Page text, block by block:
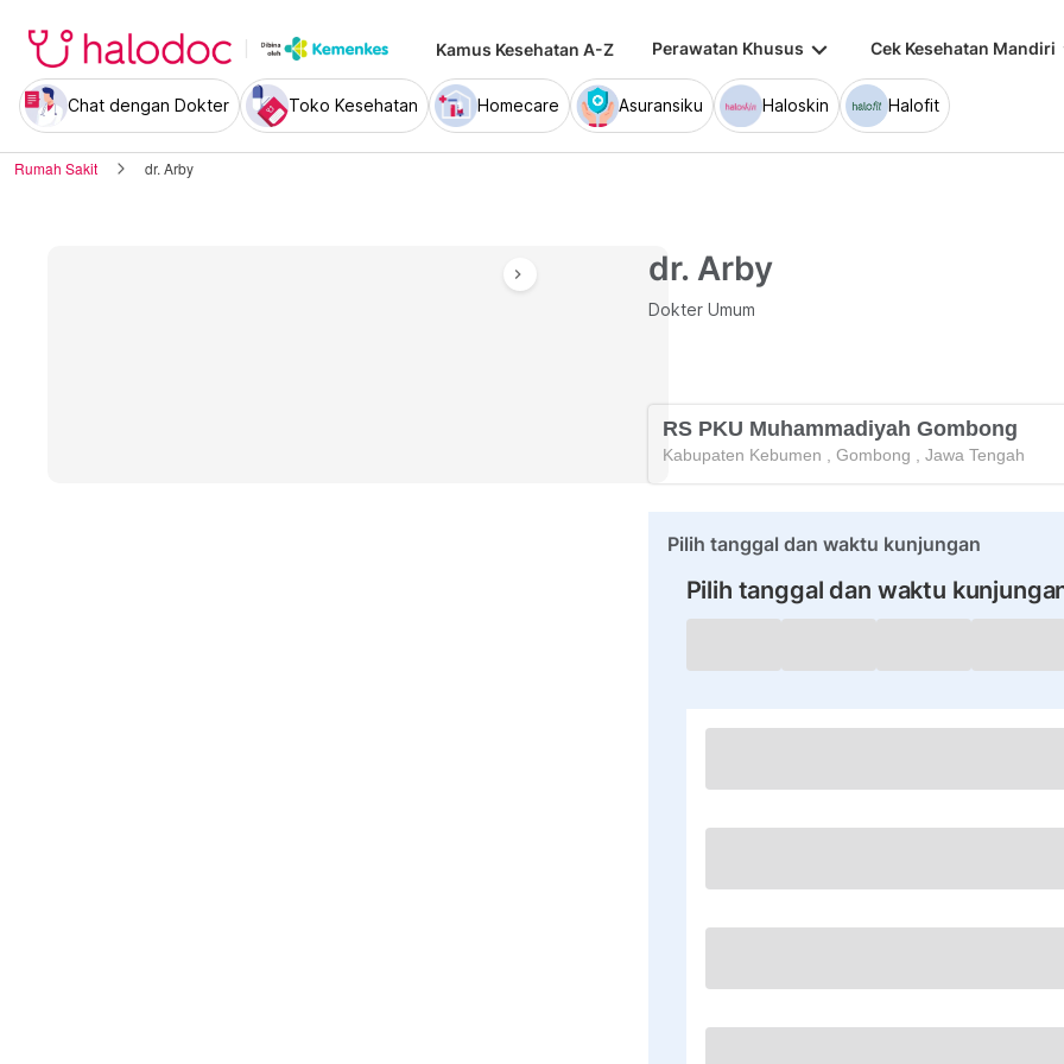
Kamus Kesehatan A-Z Perawatan Khusus keyboard_arrow_down Cek Kesehatan Mandiri
Chat dengan Dokter Toko Kesehatan Homecare Asuransiku Haloskin Halofit
Rumah Sakit dr. Arby
chevron_right dr. Arby
Dokter Umum
RS PKU Muhammadiyah Gombong
Kabupaten Kebumen Gombong Jawa Tengah
Pilih tanggal dan waktu kunjungan
Pilih tanggal dan waktu